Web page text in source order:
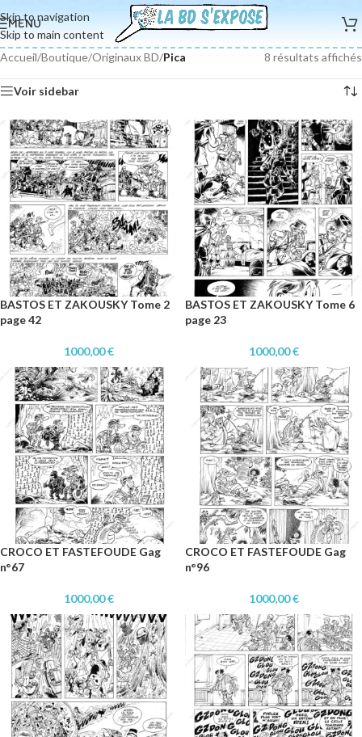
Skip to navigation
Skip to main content
MENU
Accueil/Boutique/Originaux BD/Pica 8 résultats affichés
Voir sidebar
BASTOS ET ZAKOUSKY Tome 2
page 42
1000,00€
BASTOS ET ZAKOUSKY Tome 6
page 23
1000,00€
CROCO ET FASTEFOUDE Gag
n°67
1000,00€
CROCO ET FASTEFOUDE Gag
n°96
1000,00€